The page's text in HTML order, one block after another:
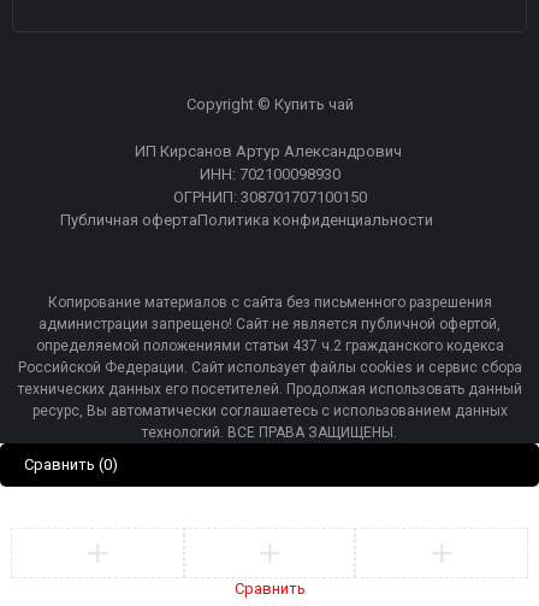
Copyright © Купить чай
ИП Кирсанов Артур Александрович
ИНН: 702100098930
ОГРНИП: 308701707100150
Публичная офертаПолитика конфиденциальности
Копирование материалов с сайта без письменного разрешения
администрации запрещено! Сайт не является публичной офертой,
определяемой положениями статьи 437 ч.2 гражданского кодекса
Российской Федерации. Сайт использует файлы cookies и сервис сбора
технических данных его посетителей. Продолжая использовать данный
ресурс, Вы автоматически соглашаетесь с использованием данных
технологий. ВСЕ ПРАВА ЗАЩИЩЕНЫ.
Сравнить (0)
Сравнить
Кто-то купил Чайница "Хурма",фарфор, 500мл